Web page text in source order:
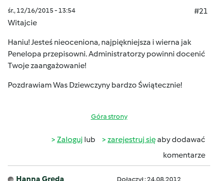
śr., 12/16/2015 - 13:54
#21
Witajcie
Haniu! Jesteś nieoceniona, najpiękniejsza i wierna jak
Penelopa przepisowni. Administratorzy powinni docenić
Twoje zaangażowanie!
Pozdrawiam Was Dziewczyny bardzo Świątecznie!
Góra strony
Zaloguj lub zarejestruj sięaby dodawać
komentarze
Hanna Gręda Dołączył : 24.08.2012